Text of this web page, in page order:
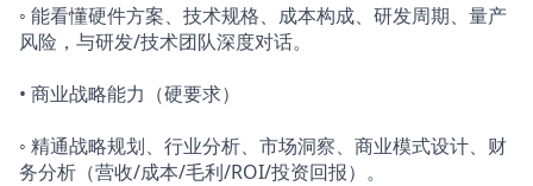
◦ 能看懂硬件方案、技术规格、成本构成、研发周期、量产
风险，与研发/技术团队深度对话。
• 商业战略能力（硬要求）
◦ 精通战略规划、行业分析、市场洞察、商业模式设计、财
务分析（营收/成本/毛利/ROI/投资回报）。